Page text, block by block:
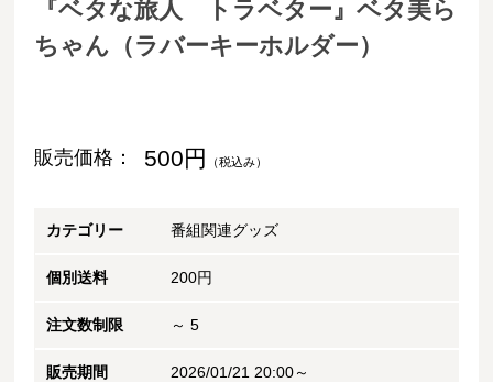
『ベタな旅人 トラベター』ベタ美ら
ちゃん（ラバーキーホルダー）
販売価格： 500円 （税込み）
カテゴリー 番組関連グッズ
個別送料 200円
注文数制限 ～ 5
販売期間 2026/01/21 20:00～